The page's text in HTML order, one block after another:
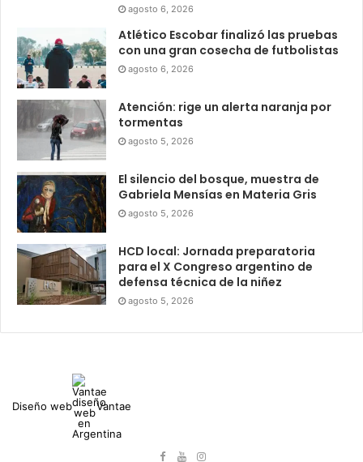
agosto 6, 2026
Atlético Escobar finalizó las pruebas
con una gran cosecha de futbolistas
agosto 6, 2026
Atención: rige un alerta naranja por
tormentas
agosto 5, 2026
El silencio del bosque, muestra de
Gabriela Mensías en Materia Gris
agosto 5, 2026
HCD local: Jornada preparatoria
para el X Congreso argentino de
defensa técnica de la niñez
agosto 5, 2026
Diseño web Vantae